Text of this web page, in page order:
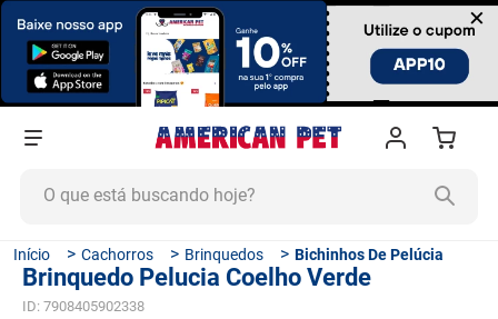
×
Cachorros Brinquedos Bichinhos De Pelúcia
Brinquedo Pelucia Coelho Verde
ID: 7908405902338
TERMOS MAIS BUSCADOS
1º
ração cachorro